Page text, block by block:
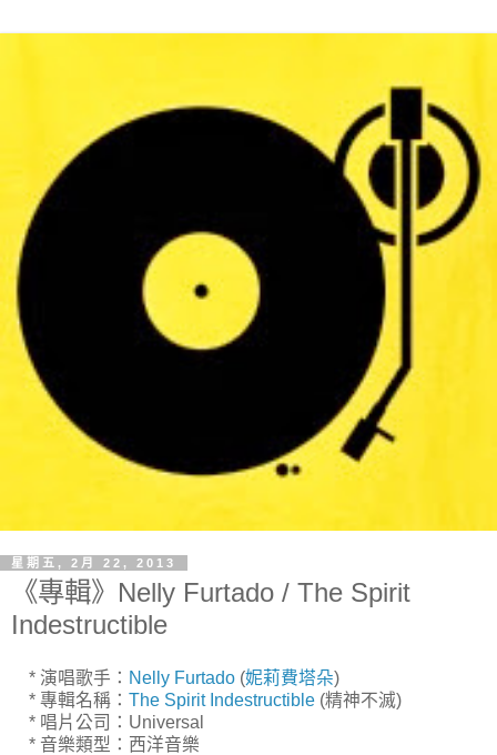
星期五, 2月 22, 2013
《專輯》Nelly Furtado / The Spirit
Indestructible
* 演唱歌手： Nelly Furtado (妮莉費塔朵)
* 專輯名稱： The Spirit Indestructible (精神不滅)
* 唱片公司：Universal
* 音樂類型：西洋音樂